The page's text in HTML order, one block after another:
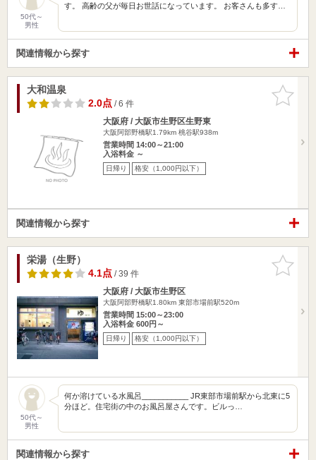
50代～
男性
す。 高齢の父が毎日お世話になっています。 お客さんも多す…
関連情報から探す
お気に入
りに追加
大和温泉
2.0点/ 6 件
大阪府 / 大阪市生野区生野東
大阪阿部野橋駅1.79km 桃谷駅938m
営業時間 14:00～21:00
入浴料金 ～
日帰り 格安（1,000円以下）
関連情報から探す
お気に入
りに追加
栄湯（生野）
4.1点/ 39 件
大阪府 / 大阪市生野区
大阪阿部野橋駅1.80km 東部市場前駅520m
営業時間 15:00～23:00
入浴料金 600円～
日帰り 格安（1,000円以下）
50代～
男性
何か溶けている水風呂___________ JR東部市場前駅から北東に5
分ほど。住宅街の中のお風呂屋さんです。ビルっ…
関連情報から探す